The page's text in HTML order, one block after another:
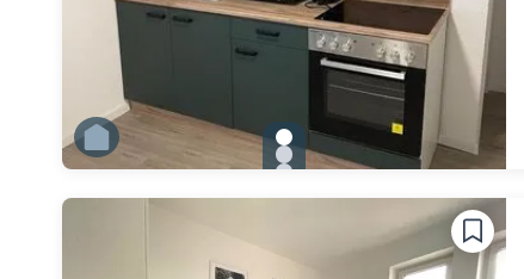
gallery.slide_selector
Zu Slide 1 wechseln
Zu Slide 2 wechseln
Zu Slide 5 wechseln
Zu Slide 6 wechseln